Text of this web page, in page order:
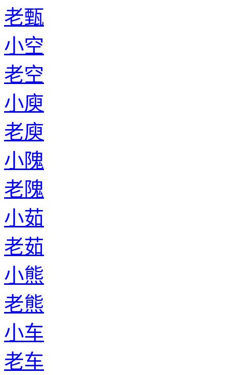
老甄
小空
老空
小庾
老庾
小隗
老隗
小茹
老茹
小熊
老熊
小车
老车